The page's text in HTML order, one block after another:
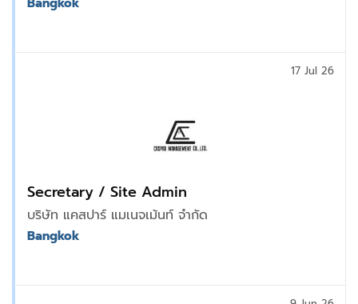
Secretary / Site Admin
บริษัท แคสปาร์ แมเนจเม้นท์ จำกัด
17 Jul 26
Bangkok